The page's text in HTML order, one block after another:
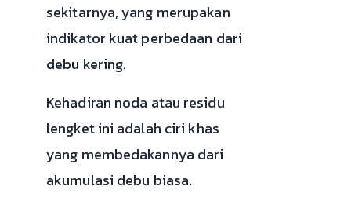
sekitarnya, yang merupakan
indikator kuat perbedaan dari
debu kering.
Kehadiran noda atau residu
lengket ini adalah ciri khas
yang membedakannya dari
akumulasi debu biasa.